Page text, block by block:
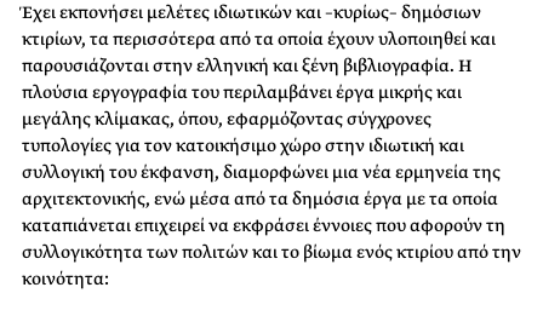
Έχει εκπονήσει μελέτες ιδιωτικών και –κυρίως– δημόσιων
κτιρίων, τα περισσότερα από τα οποία έχουν υλοποιηθεί και
παρουσιάζονται στην ελληνική και ξένη βιβλιογραφία. Η
πλούσια εργογραφία του περιλαμβάνει έργα μικρής και
μεγάλης κλίμακας, όπου, εφαρμόζοντας σύγχρονες
τυπολογίες για τον κατοικήσιμο χώρο στην ιδιωτική και
συλλογική του έκφανση, διαμορφώνει μια νέα ερμηνεία της
αρχιτεκτονικής, ενώ μέσα από τα δημόσια έργα με τα οποία
καταπιάνεται επιχειρεί να εκφράσει έννοιες που αφορούν τη
συλλογικότητα των πολιτών και το βίωμα ενός κτιρίου από την
κοινότητα: